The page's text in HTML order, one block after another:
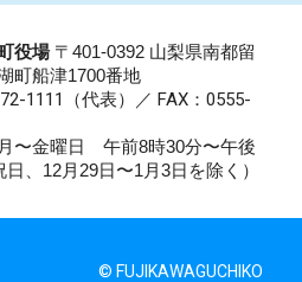
役場〒401-0392 山梨県南都留
町船津1700番地
1111 （代表）／ FAX：0555-
〜金曜日 午前8時30分〜午後
、12月29日〜1月3日を除く）
© FUJIKAWAGUCHIKO